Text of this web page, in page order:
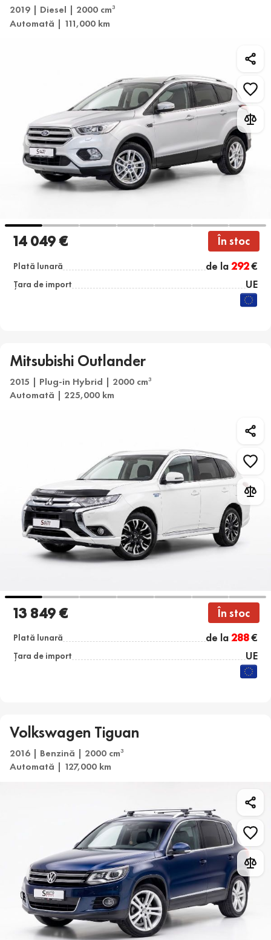
2019 | Diesel | 2000 cm3
Automată | 111,000 km
14 049 € În stoc
Plată lunară de la292€
Țara de import UE
Mitsubishi Outlander
2015 | Plug-in Hybrid | 2000 cm3
Automată | 225,000 km
13 849 € În stoc
Plată lunară de la288€
Țara de import UE
Volkswagen Tiguan
2016 | Benzină | 2000 cm3
Automată | 127,000 km